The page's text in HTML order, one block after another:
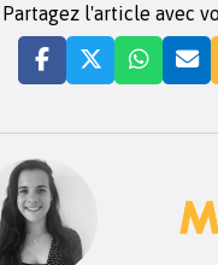
Partagez l'article avec